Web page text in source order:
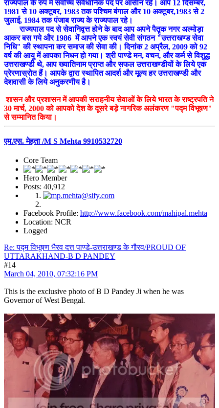
राज्यपाल के रुप में सर्वोच्च संवैधानिक पद पर आसीन रहे। आप 12 दिसम्बर,
1981 से 10 अक्टूबर, 1983 तक पश्चिम बंगाल और 10 अक्टूबर,1983 से 2
जुलाई, 1984 तक पंजाब राज्य के राज्यपाल रहे।
राज्यपाल पद से सेवानिवृत्त होने के बाद आप अपने पैतॄक नगर अल्मोड़ा
आकर बस गये और 1986 में आपने एक स्वयं सेवी संगठन "उत्तराखण्ड सेवा
निधि" की स्थापना कर समाज की सेवा की। दिनांक 2 अप्रैल, 2009 को 92
वर्ष की आयु में आपका निधन हो गया। श्री पाण्डे मन, वचन, और कर्म से विशुद्ध
उत्तराखण्डी थे, आप ख्यातिनाम प्राप्त और सफल उत्तराखण्डीयों के लिये एक
प्रेरणास्रोत हैं। आपके द्वारा स्थापित आदर्श और मूल्य हर उत्तराखण्डी और
देशवासी के लिये अनुकरणीय है।
शासन और प्रशासन में आपकी सराहनीय सेवाओं के लिये भारत के राष्ट्रपति ने
30 मार्च, 2000 को आपको देश के दूसरे बड़े नागरिक अलंकरण "पद्म विभूषण"
से सम्मानित किया।
एम.एस. मेहता /M S Mehta 9910532720
Core Team
Hero Member
Posts: 40,912
Facebook Profile: http://www.facebook.com/mahipal.mehta
Location: NCR
Logged
Re: पद्म विभूषण भैरव दत्त पाण्डे-उत्तराखण्ड के गौरव/PROUD OF
UTTARAKHAND-B D PANDEY
#14
March 04, 2010, 07:32:16 PM
This is the exclusive photo of B D Pandey Ji when he was
Governor of West Bengal.